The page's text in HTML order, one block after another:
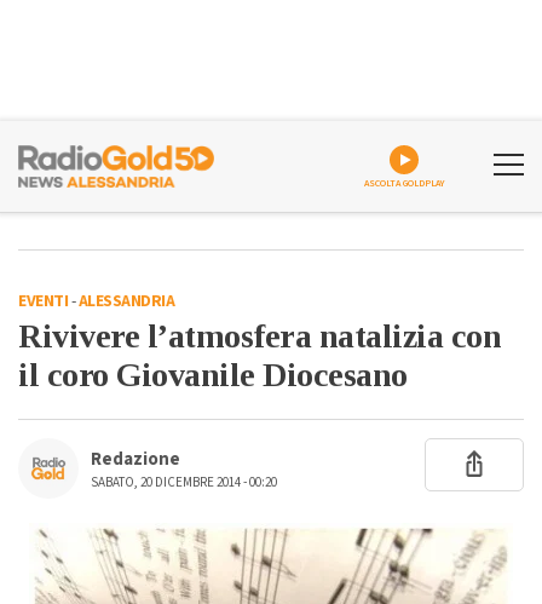
ASCOLTA GOLDPLAY
EVENTI-ALESSANDRIA
Rivivere l’atmosfera natalizia con
il coro Giovanile Diocesano
Redazione
SABATO, 20 DICEMBRE 2014 - 00:20